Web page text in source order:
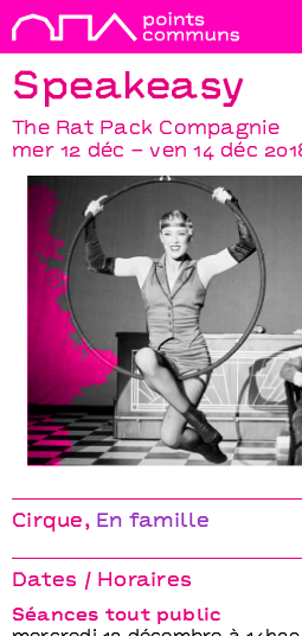
Speakeasy
The Rat Pack Compagnie
mer 12 déc – ven 14 déc
Speakeasy
The Rat Pack Compagnie
Cirque En famille
Dates / Horaires
Séances tout public